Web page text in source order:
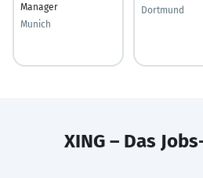
Manager
Munich
Dortmund
XING – Das